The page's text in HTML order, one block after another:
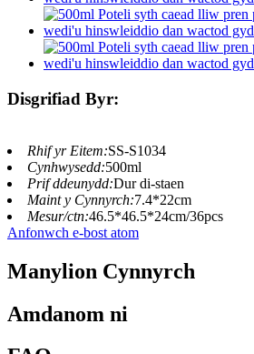
Disgrifiad Byr:
Rhif yr Eitem:SS-S1034
Cynhwysedd:500ml
Prif ddeunydd:Dur di-staen
Maint y Cynnyrch:7.4*22cm
Mesur/ctn:46.5*46.5*24cm/36pcs
Anfonwch e-bost atom
Manylion Cynnyrch
Amdanom ni